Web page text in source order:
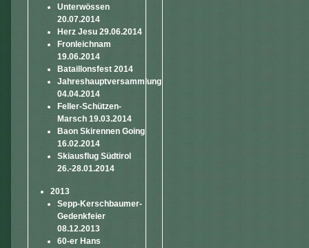
Unterwössen
20.07.2014
Herz Jesu 29.06.2014
Fronleichnam
19.06.2014
Bataillonsfest 2014
Jahreshauptversammlung
04.04.2014
Feller-Schützen-
Marsch 19.03.2014
Baon Skirennen Going
16.02.2014
Skiausflug Südtirol
26.-28.01.2014
2013
Sepp-Kerschbaumer-
Gedenkfeier
08.12.2013
60-er Hans